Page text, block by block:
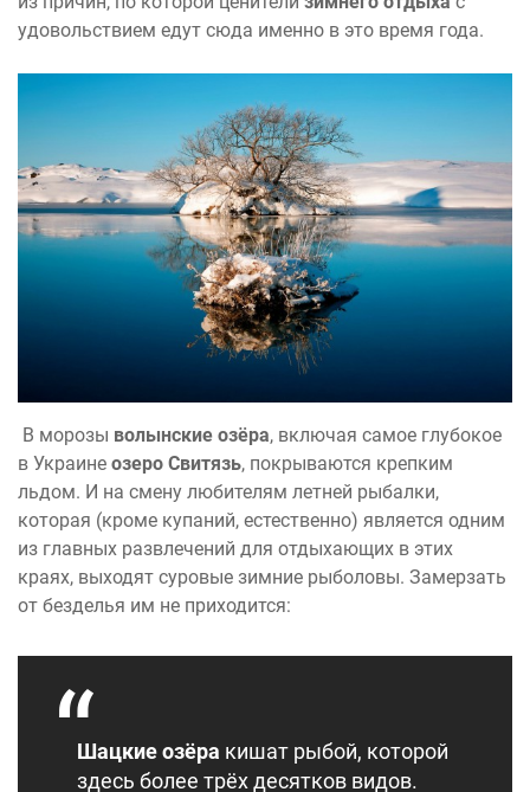
удовольствием едут сюда именно в это время года.
В морозы волынские озёра, включая самое глубокое
в Украине озеро Свитязь, покрываются крепким
льдом. И на смену любителям летней рыбалки,
которая (кроме купаний, естественно) является одним
из главных развлечений для отдыхающих в этих
краях, выходят суровые зимние рыболовы. Замерзать
от безделья им не приходится:
Шацкие озёра кишат рыбой, которой
здесь более трёх десятков видов.